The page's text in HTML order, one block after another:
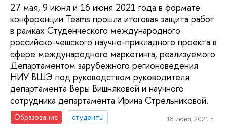
27 мая, 9 июня и 16 июня 2021 года в формате
конференции Teams прошла итоговая защита работ
в рамках Студенческого международного
российско-чешского научно-прикладного проекта в
сфере международного маркетинга, реализуемого
Департаментом зарубежного регионоведения
НИУ ВШЭ под руководством руководителя
департамента Веры Вишняковой и научного
сотрудника департамента Ирина Стрельниковой.
Образование студенты 18 июня, 2021 г.